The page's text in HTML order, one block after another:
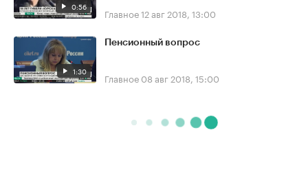
0:56 Главное12 авг 2018, 13:00
1:30
Пенсионный вопрос
Главное 08 авг 2018, 15:00